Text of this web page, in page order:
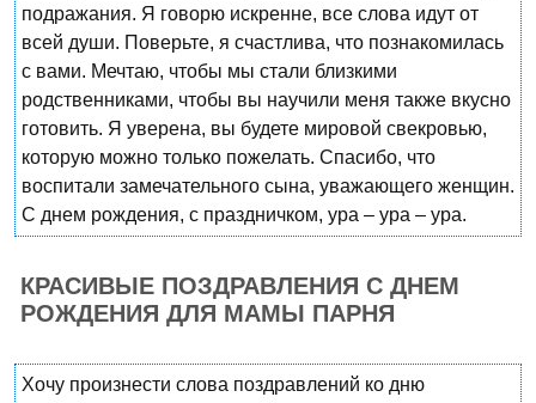
подражания. Я говорю искренне, все слова идут от
всей души. Поверьте, я счастлива, что познакомилась
с вами. Мечтаю, чтобы мы стали близкими
родственниками, чтобы вы научили меня также вкусно
готовить. Я уверена, вы будете мировой свекровью,
которую можно только пожелать. Спасибо, что
воспитали замечательного сына, уважающего женщин.
С днем рождения, с праздничком, ура – ура – ура.
КРАСИВЫЕ ПОЗДРАВЛЕНИЯ С ДНЕМ
РОЖДЕНИЯ ДЛЯ МАМЫ ПАРНЯ
Хочу произнести слова поздравлений ко дню